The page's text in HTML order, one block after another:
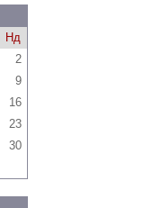
Нд
2
9
16
23
30